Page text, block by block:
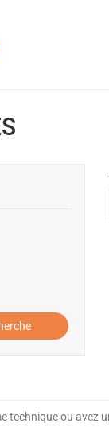
technique ou avez